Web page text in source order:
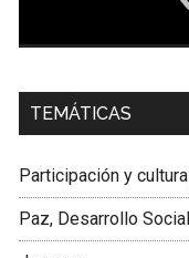
Dra. Carolina Corcho
Latinoamericana
TEMÁTICAS
Participación y
Paz, Desarrollo